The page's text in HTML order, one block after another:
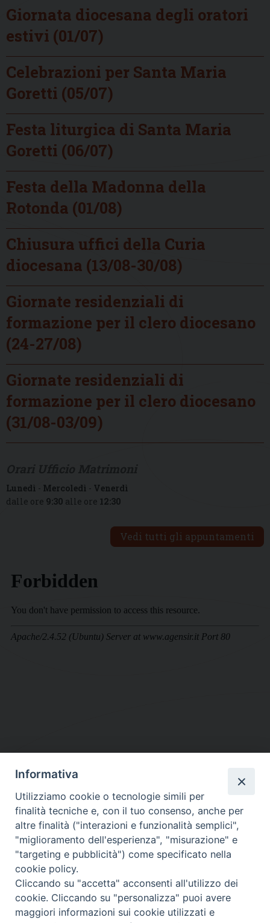
Giornata diocesana degli oratori
estivi (01/07)
Celebrazioni per Santa Maria
Goretti (05/07)
Festa liturgica di Santa Maria
Goretti (06/07)
Festa della Madonna della
Rotonda (01/08)
Chiusura uffici della Curia
diocesana (13/08-30/08)
Giornate residenziali di
formazione per il clero diocesano
(24-27/08)
Giornate residenziali di
formazione per il clero diocesano
(31/08-03/09)
Lunedì - Mercoledì - Venerdì
dalle ore 9:30 alle ore 12:30
Vedi tutti gli appuntamenti
DIOCESI SUBURBICARIA DI ALBANO
Contatti:Tel.: 06.93268401 - Fax.: 06.9323844
E-mail:curia@diocesidialbano.it
Orari: dal Lunedì al Venerdì Ore: 9:00 - 13:00
Lunedì, Mercoledì e Venerdì, Ore 9:30 - 12:30
Informativa
Utilizziamo cookie o tecnologie simili per
finalità tecniche e, con il tuo consenso, anche per
altre finalità ("interazioni e funzionalità semplici",
"miglioramento dell'esperienza", "misurazione" e
"targeting e pubblicità") come specificato nella
cookie policy.
Cliccando su "accetta" acconsenti all'utilizzo dei
cookie. Cliccando su "personalizza" puoi avere
maggiori informazioni sui cookie utilizzati e